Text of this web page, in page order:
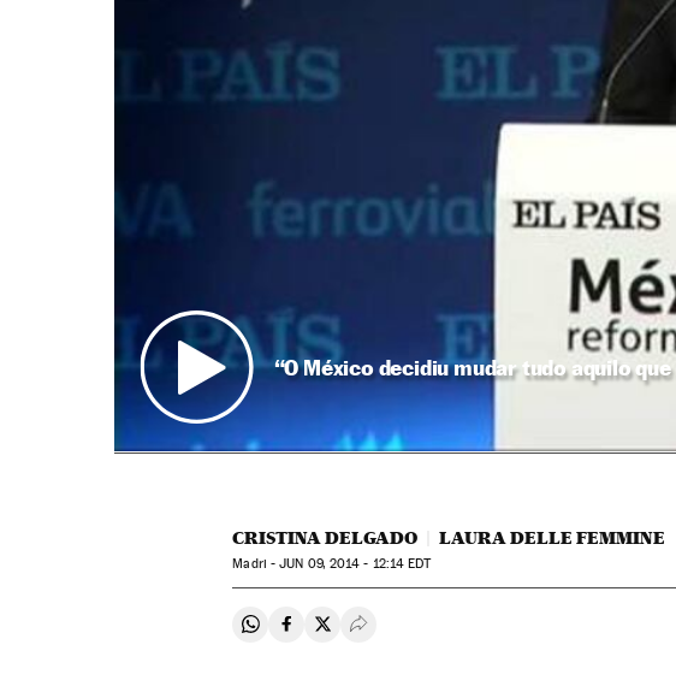
“O México decidiu mudar tudo aquilo
CRISTINA DELGADO LAURA DELLE FEMMINE
Madri -JUN 09, 2014 - 12:14 EDT
Compartir en Whatsapp
Compartir en Facebook
Compartir en Twitter
Desplegar Redes Sociales